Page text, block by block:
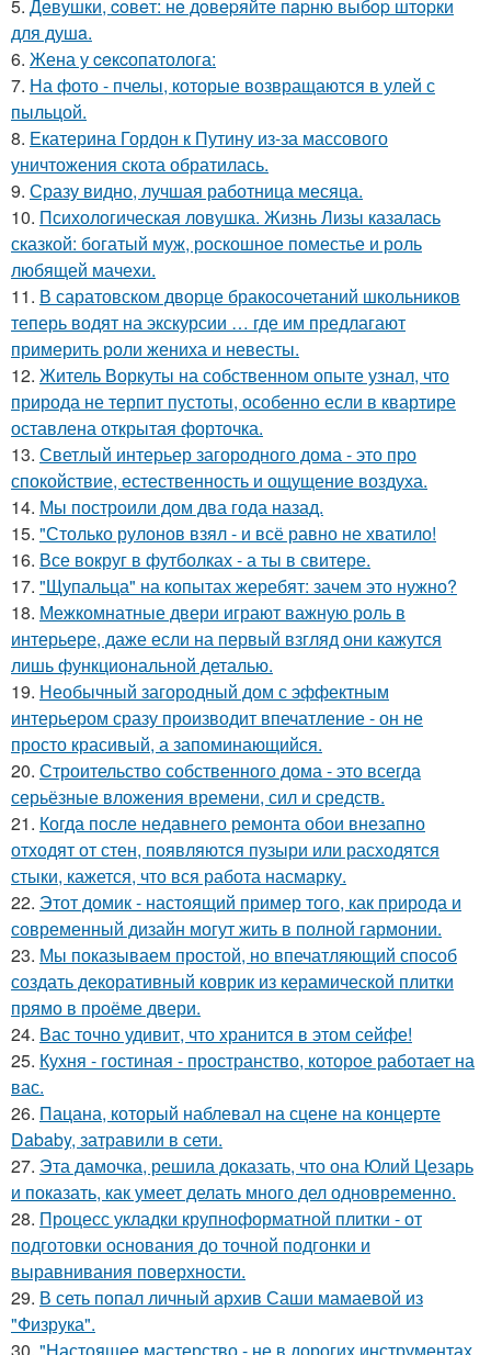
5. Дeвушки, coвeт: нe дoвepяйтe пapню выбop штopки
для душa.
6. Жена у ceкcопатолога:
7. На фото - пчелы, которые возвращаются в улей с
пыльцой.
8. Екатерина Гордон к Путину из-за массового
уничтожения скота обратилась.
9. Сразу видно, лучшая работница месяца.
10. Психологическая ловушка. Жизнь Лизы казалась
сказкой: богатый муж, роскошное поместье и роль
любящей мачехи.
11. В саратовском дворце бракосочетаний школьников
теперь водят на экскурсии … где им предлагают
примерить роли жениха и невесты.
12. Житель Воркуты на собственном опыте узнал, что
природа не терпит пустоты, особенно если в квартире
оставлена открытая форточка.
13. Светлый интерьер загородного дома - это про
спокойствие, естественность и ощущение воздуха.
14. Мы построили дом два года назад.
15. "Столько рулонов взял - и всё равно не хватило!
16. Все вокруг в футболках - а ты в свитере.
17. "Щупальца" на копытах жеребят: зачем это нужно?
18. Межкомнатные двери играют важную роль в
интерьере, даже если на первый взгляд они кажутся
лишь функциональной деталью.
19. Необычный загородный дом с эффектным
интерьером сразу производит впечатление - он не
просто красивый, а запоминающийся.
20. Строительство собственного дома - это всегда
серьёзные вложения времени, сил и средств.
21. Когда после недавнего ремонта обои внезапно
отходят от стен, появляются пузыри или расходятся
стыки, кажется, что вся работа насмарку.
22. Этот домик - настоящий пример того, как природа и
современный дизайн могут жить в полной гармонии.
23. Мы показываем простой, но впечатляющий способ
создать декоративный коврик из керамической плитки
прямо в проёме двери.
24. Вас точно удивит, что хранится в этом сейфе!
25. Кухня - гостиная - пространство, которое работает на
вас.
26. Пацана, который наблевал на сцене на концерте
Dababy, затравили в сети.
27. Эта дамочка, решила доказать, что она Юлий Цезарь
и показать, как умеет делать много дел одновременно.
28. Процесс укладки крупноформатной плитки - от
подготовки основания до точной подгонки и
выравнивания поверхности.
29. В сеть попал личный архив Саши мамаевой из
"Физрука".
30. "Настоящее мастерство - не в дорогих инструментах